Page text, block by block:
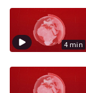
4 min